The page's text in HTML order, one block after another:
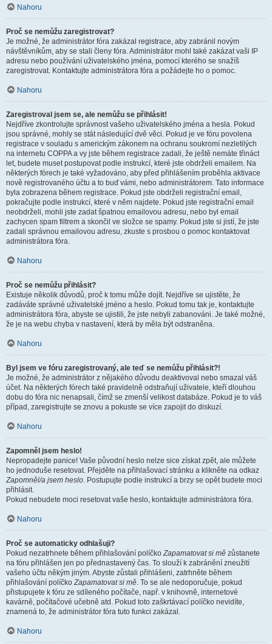
Nahoru
Proč se nemůžu zaregistrovat?
Je možné, že administrátor fóra zakázal registrace, aby zabránil novým
návštěvníkům, aby se stali členy fóra. Administrátor mohl také zakázat vaši IP
adresu nebo používání uživatelského jména, pomocí kterého se snažíš
zaregistrovat. Kontaktujte administrátora fóra a požádejte ho o pomoc.
Nahoru
Zaregistroval jsem se, ale nemůžu se přihlásit!
Nejdříve zkontrolujte správnost vašeho uživatelského jména a hesla. Pokud
jsou správné, mohly se stát následující dvě věci. Pokud je ve fóru povolena
registrace v souladu s americkým zákonem na ochranu soukromí nezletilých
na internetu COPPA a vy jste během registrace zadali, že ještě nemáte třináct
let, budete muset postupovat podle instrukcí, které jste obdrželi emailem. Na
některých fórech je také vyžadováno, aby před přihlášením proběhla aktivace
nově registrovaného účtu a to buď vámi, nebo administrátorem. Tato informace
byla zobrazena během registrace. Pokud jste obdrželi registrační email,
pokračujte podle instrukcí, které v něm najdete. Pokud jste registrační email
neobdrželi, mohli jste zadat špatnou emailovou adresu, nebo byl email
zachycen spam filtrem a skončil ve složce se spamy. Pokud jste si jistí, že jste
zadali správnou emailovou adresu, zkuste s prosbou o pomoc kontaktovat
administrátora fóra.
Nahoru
Proč se nemůžu přihlásit?
Existuje několik důvodů, proč k tomu může dojít. Nejdříve se ujistěte, že
zadáváte správné uživatelské jméno a heslo. Pokud tomu tak je, kontaktujte
administrátora fóra, abyste se ujistili, že jste nebyli zabanováni. Je také možné,
že je na webu chyba v nastavení, která by měla být odstraněna.
Nahoru
Byl jsem ve fóru zaregistrovaný, ale teď se nemůžu přihlásit?!
Je možné, že administrátor z nějakého důvodu deaktivoval nebo smazal váš
účet. Na některých fórech také pravidelně odstraňují uživatele, kteří dlouhou
dobu do fóra nic nenapsali, čímž se zmenší velikost databáze. Pokud je to váš
případ, zaregistrujte se znovu a pokuste se více zapojit do diskuzí.
Nahoru
Zapomněl jsem heslo!
Nepropadejte panice! Vaše původní heslo nelze sice získat zpět, ale můžete
ho jednoduše resetovat. Přejděte na přihlašovací stránku a klikněte na odkaz
Zapomněl/a jsem heslo. Postupujte podle instrukcí a brzy se opět budete moci
přihlásit.
Pokud nebudete moci resetovat vaše heslo, kontaktujte administrátora fóra.
Nahoru
Proč se automaticky odhlašuji?
Pokud nezatrhnete během přihlašování políčkoZapamatovat si mě zůstanete
na fóru přihlášen jen po přednastavený čas. To slouží k zabránění zneužití
vašeho účtu někým jiným. Abyste zůstali přihlášeni, zatrhněte během
přihlašování políčkoZapamatovat si mě. To se ale nedoporučuje, pokud
přistupujete k fóru ze sdíleného počítače, např. v knihovně, internetové
kavárně, počítačové učebně atd. Pokud toto zaškrtávací políčko nevidíte,
znamená to, že administrátor fóra tuto funkci zakázal.
Nahoru